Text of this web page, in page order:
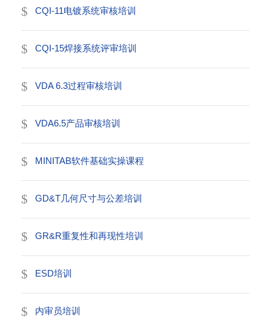
CQI-11电镀系统审核培训
CQI-15焊接系统评审培训
VDA 6.3过程审核培训
VDA6.5产品审核培训
MINITAB软件基础实操课程
GD&T几何尺寸与公差培训
GR&R重复性和再现性培训
ESD培训
内审员培训